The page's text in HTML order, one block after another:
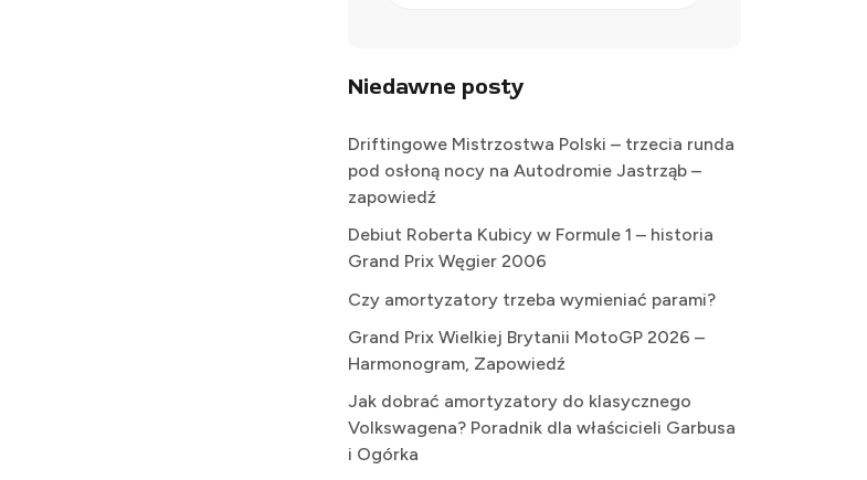
Niedawne posty
Driftingowe Mistrzostwa Polski – trzecia runda
pod osłoną nocy na Autodromie Jastrząb –
zapowiedź
Debiut Roberta Kubicy w Formule 1 – historia
Grand Prix Węgier 2006
Czy amortyzatory trzeba wymieniać parami?
Grand Prix Wielkiej Brytanii MotoGP 2026 –
Harmonogram, Zapowiedź
Jak dobrać amortyzatory do klasycznego
Volkswagena? Poradnik dla właścicieli Garbusa
i Ogórka